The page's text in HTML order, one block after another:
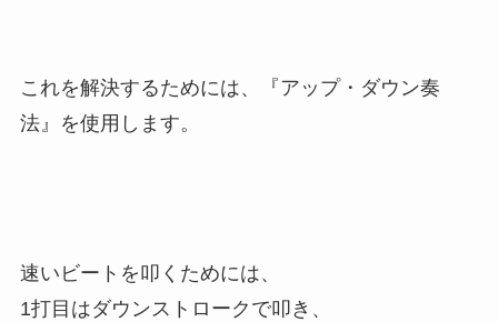
これを解決するためには、『アップ・ダウン奏
法』を使用します。
速いビートを叩くためには、
1打目はダウンストロークで叩き、